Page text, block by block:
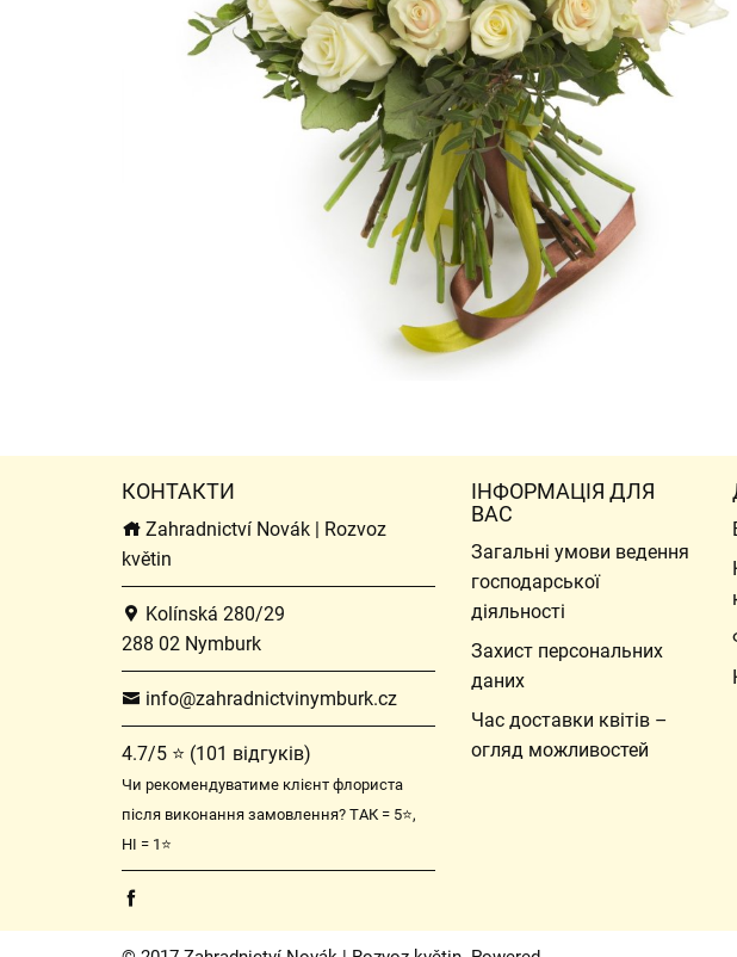
КОНТАКТИ
Zahradnictví Novák | Rozvoz
květin
Kolínská 280/29
288 02 Nymburk
info@zahradnictvinymburk.cz
4.7/5 ⭐ (101 відгуків)
Чи рекомендуватиме клієнт флориста
після виконання замовлення? ТАК = 5⭐,
НІ = 1⭐
ІНФОРМАЦІЯ ДЛЯ
ВАС
Загальні умови ведення
господарської
діяльності
Захист персональних
даних
Час доставки квітів –
огляд можливостей